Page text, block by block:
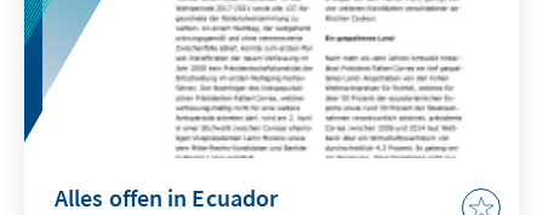
Alles offen in Ecuador